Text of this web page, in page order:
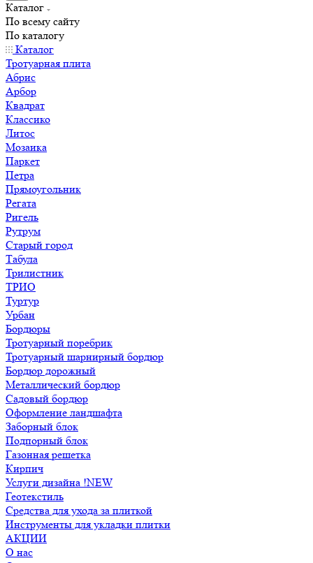
Каталог
По всему сайту
По каталогу
Каталог
Тротуарная плита
Абрис
Арбор
Квадрат
Классико
Литос
Мозаика
Паркет
Петра
Прямоугольник
Регата
Ригель
Рутрум
Старый город
Табула
Трилистник
ТРИО
Туртур
Урбан
Бордюры
Тротуарный поребрик
Тротуарный шарнирный бордюр
Бордюр дорожный
Металлический бордюр
Садовый бордюр
Оформление ландшафта
Заборный блок
Подпорный блок
Газонная решетка
Кирпич
Услуги дизайна !NEW
Геотекстиль
Средства для ухода за плиткой
Инструменты для укладки плитки
АКЦИИ
О нас